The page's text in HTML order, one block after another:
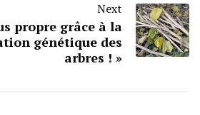
Next
propre grâce à la
génétique des
arbres ! »